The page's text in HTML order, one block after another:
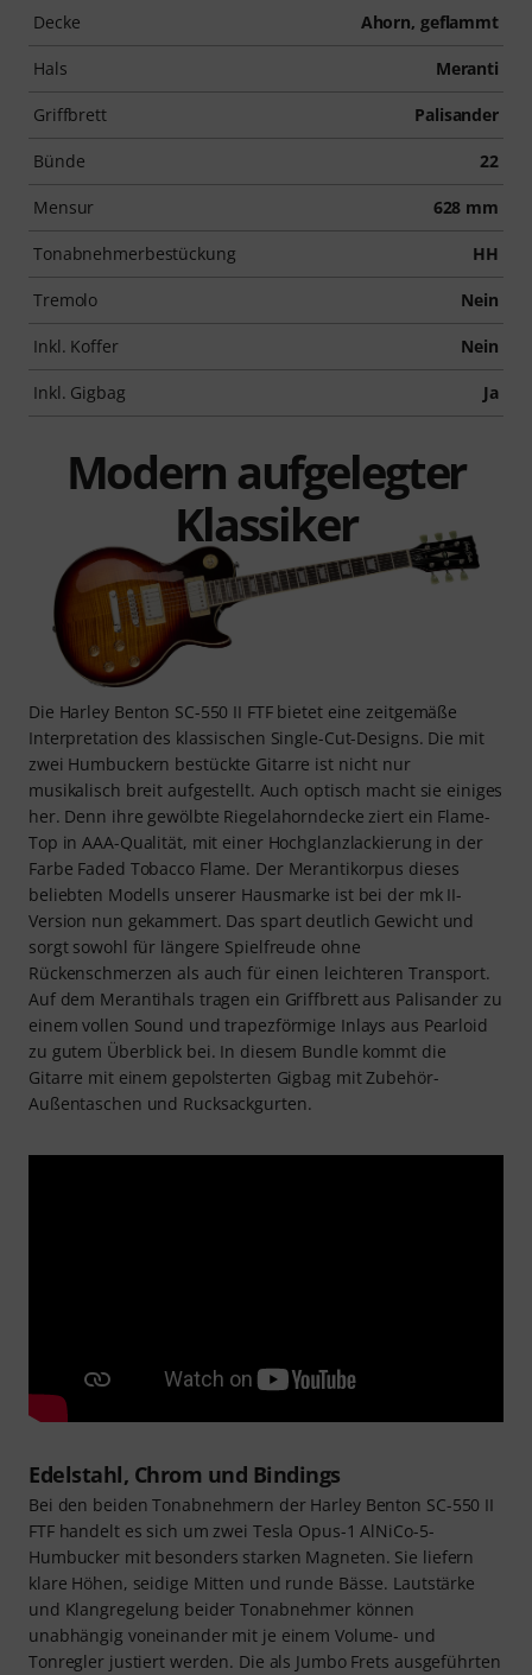
Decke Ahorn, geflammt
Hals Meranti
Griffbrett Palisander
Bünde 22
Mensur 628 mm
Tonabnehmerbestückung HH
Tremolo Nein
Inkl. Koffer Nein
Inkl. Gigbag Ja
Modern aufgelegter
Klassiker
Die Harley Benton SC-550 II FTF bietet eine zeitgemäße
Interpretation des klassischen Single-Cut-Designs. Die mit
zwei Humbuckern bestückte Gitarre ist nicht nur
musikalisch breit aufgestellt. Auch optisch macht sie einiges
her. Denn ihre gewölbte Riegelahorndecke ziert ein Flame-
Top in AAA-Qualität, mit einer Hochglanzlackierung in der
Farbe Faded Tobacco Flame. Der Merantikorpus dieses
beliebten Modells unserer Hausmarke ist bei der mk II-
Version nun gekammert. Das spart deutlich Gewicht und
sorgt sowohl für längere Spielfreude ohne
Rückenschmerzen als auch für einen leichteren Transport.
Auf dem Merantihals tragen ein Griffbrett aus Palisander zu
einem vollen Sound und trapezförmige Inlays aus Pearloid
zu gutem Überblick bei. In diesem Bundle kommt die
Gitarre mit einem gepolsterten Gigbag mit Zubehör-
Außentaschen und Rucksackgurten.
Edelstahl, Chrom und Bindings
Bei den beiden Tonabnehmern der Harley Benton SC-550 II
FTF handelt es sich um zwei Tesla Opus-1 AlNiCo-5-
Humbucker mit besonders starken Magneten. Sie liefern
klare Höhen, seidige Mitten und runde Bässe. Lautstärke
und Klangregelung beider Tonabnehmer können
unabhängig voneinander mit je einem Volume- und
Tonregler justiert werden. Die als Jumbo Frets ausgeführten